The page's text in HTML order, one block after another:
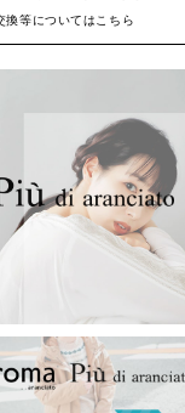
換等についてはこちら